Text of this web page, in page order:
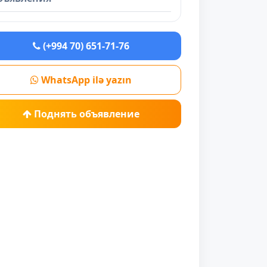
(+994 70) 651-71-76
WhatsApp ilə yazın
Поднять объявление